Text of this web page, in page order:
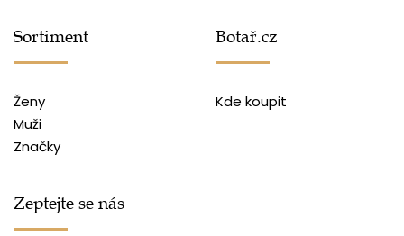
Sortiment
Ženy
Muži
Značky
Botař.cz
Kde koupit
Zeptejte se nás